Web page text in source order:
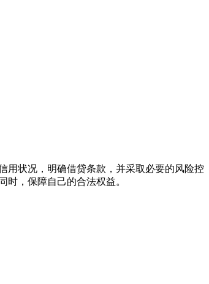
用状况，明确借贷条款，并采取必要的风险控
，保障自己的合法权益。